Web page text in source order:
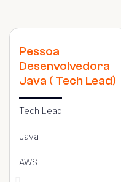
Pessoa
Desenvolvedora
Java ( Tech Lead)
Tech Lead
Java
AWS